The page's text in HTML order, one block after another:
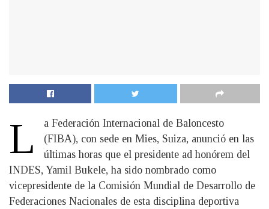
L
a Federación Internacional de Baloncesto
(FIBA), con sede en Mies, Suiza, anunció en las
últimas horas que el presidente ad honórem del
INDES, Yamil Bukele, ha sido nombrado como
vicepresidente de la Comisión Mundial de Desarrollo de
Federaciones Nacionales de esta disciplina deportiva